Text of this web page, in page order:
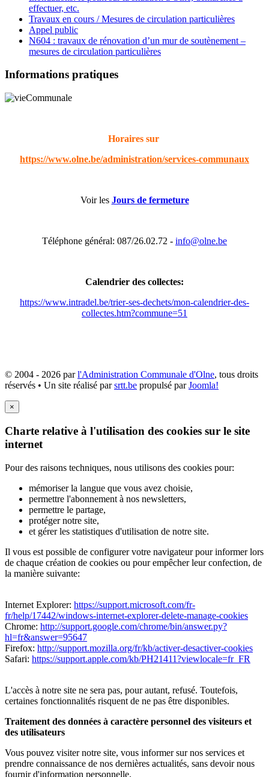
effectuer, etc.
Travaux en cours / Mesures de circulation particulières
Appel public
N604 : travaux de rénovation d’un mur de soutènement –
mesures de circulation particulières
Informations pratiques
Horaires sur
https://www.olne.be/administration/services-communaux
Voir les Jours de fermeture
Téléphone général: 087/26.02.72 - info@olne.be
Calendrier des collectes:
https://www.intradel.be/trier-ses-dechets/mon-calendrier-des-
collectes.htm?commune=51
© 2004 - 2026 parl'Administration Communale d'Olne, tous droits
réservés • Un site réalisé parsrtt.be propulsé parJoomla!
×
Charte relative à l'utilisation des cookies sur le site
internet
Pour des raisons techniques, nous utilisons des cookies pour:
mémoriser la langue que vous avez choisie,
permettre l'abonnement à nos newsletters,
permettre le partage,
protéger notre site,
et gérer les statistiques d'utilisation de notre site.
Il vous est possible de configurer votre navigateur pour informer lors
de chaque création de cookies ou pour empêcher leur confection, de
la manière suivante:
Internet Explorer: https://support.microsoft.com/fr-
fr/help/17442/windows-internet-explorer-delete-manage-cookies
Chrome: http://support.google.com/chrome/bin/answer.py?
hl=fr&answer=95647
Firefox: http://support.mozilla.org/fr/kb/activer-desactiver-cookies
Safari: https://support.apple.com/kb/PH21411?viewlocale=fr_FR
L'accès à notre site ne sera pas, pour autant, refusé. Toutefois,
certaines fonctionnalités risquent de ne pas être disponibles.
Traitement des données à caractère personnel des visiteurs et
des utilisateurs
Vous pouvez visiter notre site, vous informer sur nos services et
prendre connaissance de nos dernières actualités, sans devoir nous
fournir d'information personnelle.